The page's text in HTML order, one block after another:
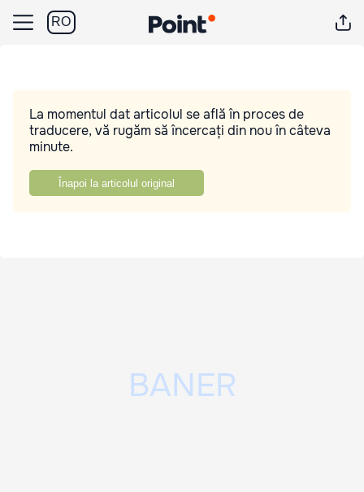
RO
La momentul dat articolul se află în proces de
traducere, vă rugăm să încercați din nou în câteva
minute.
Înapoi la articolul original